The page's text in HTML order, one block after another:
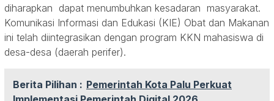
diharapkan dapat menumbuhkan kesadaran masyarakat.
Komunikasi Informasi dan Edukasi (KIE) Obat dan Makanan
ini telah diintegrasikan dengan program KKN mahasiswa di
desa-desa (daerah perifer).
Berita Pilihan : Pemerintah Kota Palu Perkuat